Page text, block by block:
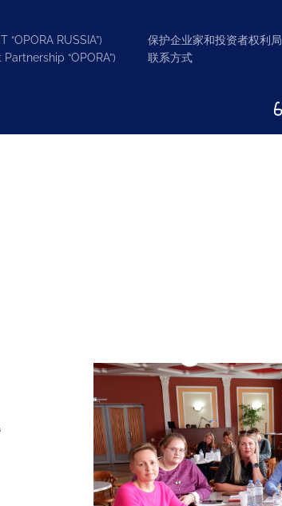
“OPORA RUSSIA”)
“OPORA”)
保护企业家和投资者权利局
联系方式